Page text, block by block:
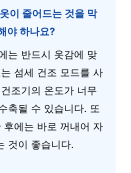
이 줄어드는 것을 막
야 하나요?
는 반드시 옷감에 맞
섬세 건조 모드를 사
조기의 온도가 너무
축될 수 있습니다. 또
후에는 바로 꺼내어 자
것이 좋습니다.